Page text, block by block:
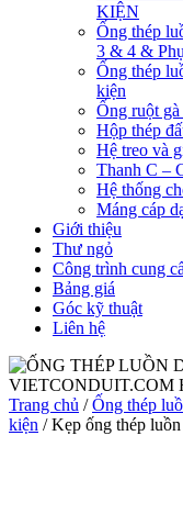
KIỆN
Ống thép
3 & 4 &
Ống thép
kiện
Ống ruột
Hộp thép
Hệ treo và
Thanh C –
Hệ thống
Máng cáp
Giới thiệu
Thư ngỏ
Công trình cung
Bảng giá
Góc kỹ thuật
Liên hệ
Trang chủ /Ống thép
kiện / Kẹp ống thép